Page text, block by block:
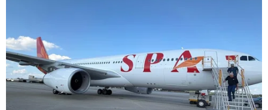
Ngày 31/12, hơn 500.000 người dân Hàn Quốc
đã đón chào Năm Mới bằng cách xuống đường
biểu tình kêu gọi bắt giữ ngay lập tức Tổng